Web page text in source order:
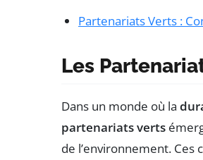
Partenariats Verts :
Les
Dans un monde où la
partenariats verts
de l’environnement.